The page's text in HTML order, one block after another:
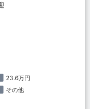
23.6万円
その他